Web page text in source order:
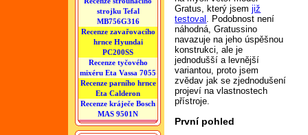
strojku Tefal
MB756G316
Recenze zavařovacího
hrnce Hyundai
PC200SS
Recenze tyčového
mixéru Eta Vassa 7055
Recenze parního hrnce
Eta Calderon
Recenze kráječe Bosch
MAS 9501N
Gratus, který jsemjiž
testoval
. Podobnost není
náhodná, Gratussino
navazuje na jeho úspěšnou
konstrukci, ale je
jednodušší a levnější
variantou, proto jsem
zvědav jak se zjednodušení
projeví na vlastnostech
přístroje.
První pohled